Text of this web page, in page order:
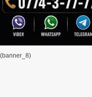
(banner_8)